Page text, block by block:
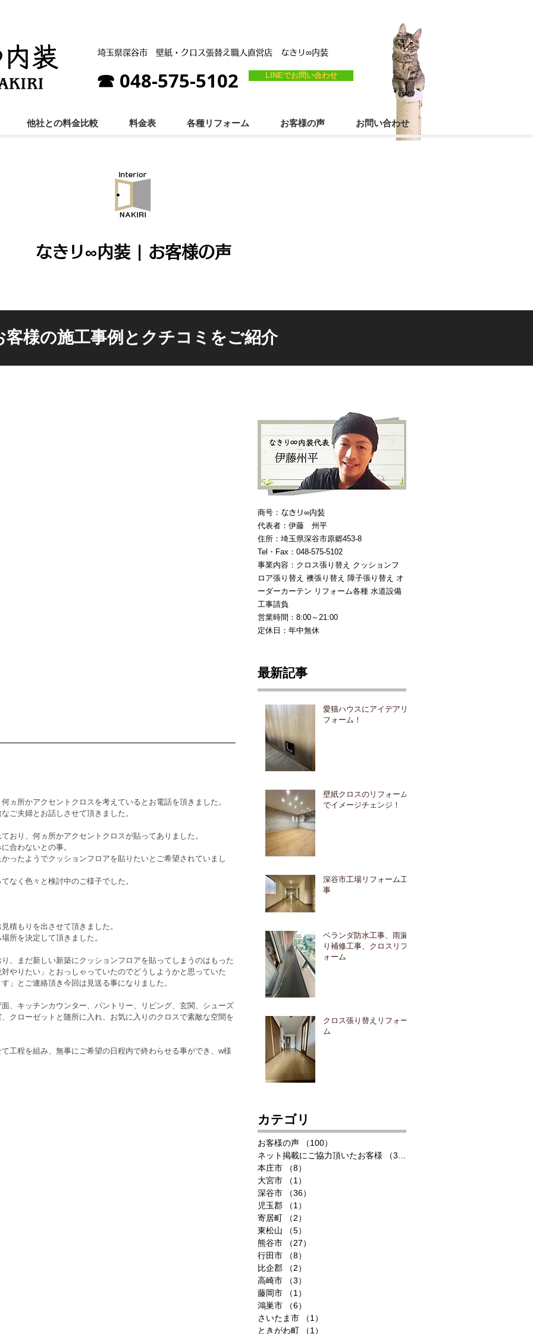
埼玉県深谷市 壁紙・クロス張替え職人直営店 なき リ ∞内装
☎ 048-575-5102 LINEでお問い合わせ
他社との料金比較 料金表 各種リフォーム お客様の声 お問い合わせ
なきリ∞内装 | お客様の声
客様の施工事例とクチコミをご紹介
ヵ所かアクセントクロスを考えているとお電話を頂きました。
ご夫婦とお話しさせて頂きました。
おり、何ヵ所かアクセントクロスが貼ってありました。
合わないとの事。
ったようでクッションフロアを貼りたいとご希望されていまし
なく色々と検討中のご様子でした。
積もりを出させて頂きました。
所を決定して頂きました。
、まだ新しい新築にクッションフロアを貼ってしまうのはもった
やりたい」とおっしゃっていたのでどうしようかと思っていた
」とご連絡頂き今回は見送る事になりました。
、キッチンカウンター、パントリー、リビング、玄関、シューズ
クローゼットと随所に入れ、お気に入りのクロスで素敵な空間を
工程を組み、無事にご希望の日程内で終わらせる事ができ、w様
商号： なきリ∞内装
代表者：伊藤 州平
住所：埼玉県深谷市原郷453-8
Tel・Fax：048-575-5102
事業内容：クロス張り替え クッションフ
ロア張り替え 襖張り替え 障子張り替え オ
ーダーカーテン リフォーム各種 水道設備
工事請負
営業時間：8:00～21:00
定休日：年中無休
最新記事
愛猫ハウスにアイデアリ
フォーム！
壁紙クロスのリフォーム
でイメージチェンジ！
深谷市工場リフォーム工
事
ベランダ防水工事、雨漏
り補修工事、クロスリフ
ォーム
クロス張り替えリフォー
ム
カテゴリ
お客様の声 （100）
ネット掲載にご協力頂いたお客様
（33）
本庄市
（8）
大宮市
（1）
深谷市
（36）
児玉郡
（1）
寄居町
（2）
東松山
（5）
熊谷市
（27）
行田市
（8）
比企郡
（2）
高崎市
（3）
藤岡市
（1）
鴻巣市
（6）
さいたま市
（1）
ときがわ町
（1）